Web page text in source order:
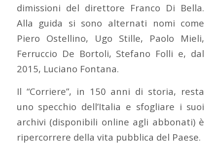
dimissioni del direttore Franco Di Bella.
Alla guida si sono alternati nomi come
Piero Ostellino, Ugo Stille, Paolo Mieli,
Ferruccio De Bortoli, Stefano Folli e, dal
2015, Luciano Fontana.
Il “Corriere”, in 150 anni di storia, resta
uno specchio dell’Italia e sfogliare i suoi
archivi (disponibili online agli abbonati) è
ripercorrere della vita pubblica del Paese.